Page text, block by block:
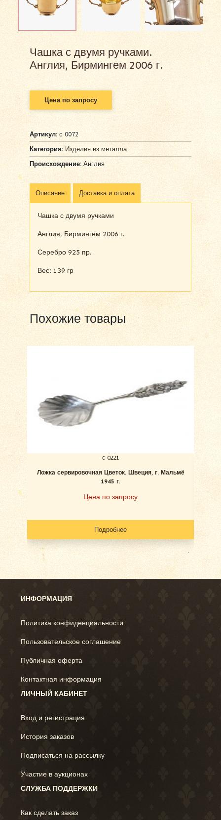
Чашка с двумя ручками.
Англия, Бирмингем 2006 г.
Цена по запросу
Артикул:с 0072
Категория: Изделия из металла
Происхождение:Англия
Описание Доставка и оплата
Чашка с двумя ручками
Англия, Бирмингем 2006 г.
Серебро 925 пр.
Вес: 139 гр
Похожие товары
с 0221
Ложка сервировочная Цветок. Швеция, г. Мальмё
1945 г.
Цена по запросу
Подробнее
ИНФОРМАЦИЯ
Политика конфиденциальности
Пользовательское соглашение
Публичная оферта
Контактная информация
ЛИЧНЫЙ КАБИНЕТ
Вход и регистрация
История заказов
Подписаться на рассылку
Участие в аукционах
СЛУЖБА ПОДДЕРЖКИ
Как сделать заказ